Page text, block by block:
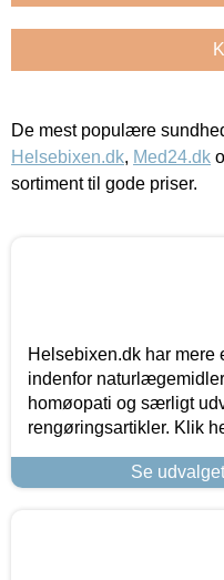
De mest populære
Helsebixen.dk, Med24.dk
sortiment til gode priser.
Helsebixen.dk har mere
indenfor
homøopati og særligt
rengøringsartikler. Klik
Se